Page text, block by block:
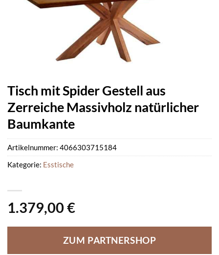
Tisch mit Spider Gestell aus
Zerreiche Massivholz natürlicher
Baumkante
1.379,00 €
ZUM PARTNERSHOP
Artikelnummer: 4066303715184
Kategorie: Esstische